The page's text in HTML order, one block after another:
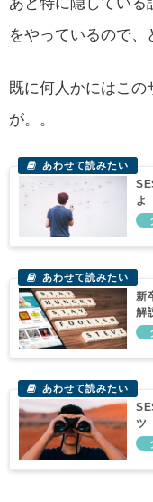
をやっているので、
既に何人かにはこ
が。。
よ
新
解
ツ